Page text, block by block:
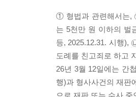
① 형법과 관련해서는,
는 5천만 원 이하의 벌
등, 2025.12.31. 시행),
도례를 친고죄로 하고
26년 3월 12일에는 간
행)과 형사사건의 재판
으로 재판 또는 수사